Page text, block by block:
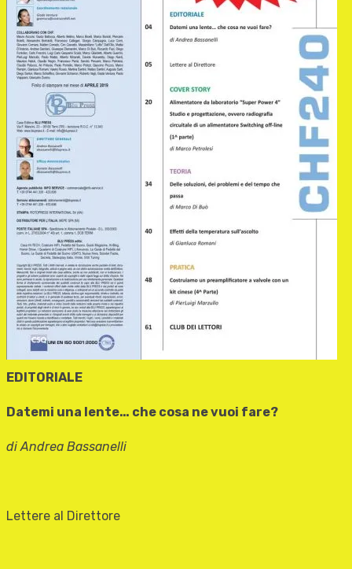
EDITORIALE
Datemi una lente… che cosa ne vuoi fare?
di Andrea Bassanelli
Lettere al Direttore